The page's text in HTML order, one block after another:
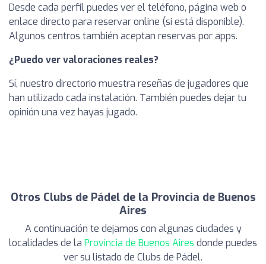
Desde cada perfil puedes ver el teléfono, página web o
enlace directo para reservar online (si está disponible).
Algunos centros también aceptan reservas por apps.
¿Puedo ver valoraciones reales?
Sí, nuestro directorio muestra reseñas de jugadores que
han utilizado cada instalación. También puedes dejar tu
opinión una vez hayas jugado.
Otros Clubs de Pádel de la Provincia de Buenos
Aires
A continuación te dejamos con algunas ciudades y
localidades de la Provincia de Buenos Aires donde puedes
ver su listado de Clubs de Pádel.